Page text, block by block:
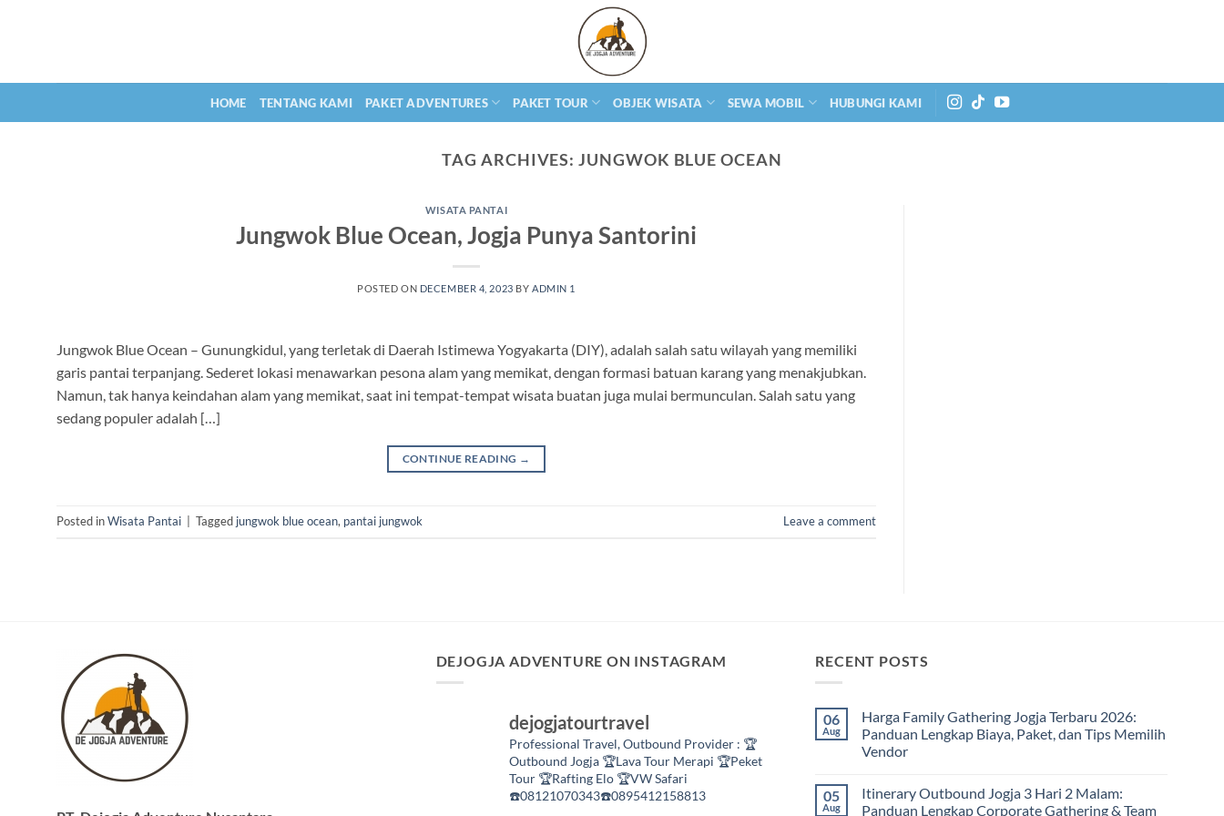
HOME TENTANG KAMI PAKET ADVENTURES PAKET TOUR OBJEK WISATA SEWA MOBIL HUBUNGI KAMI
TAG ARCHIVES:JUNGWOK BLUE OCEAN
WISATA PANTAI
Jungwok Blue Ocean, Jogja Punya Santorini
POSTED ON DECEMBER 4, 2023 BY ADMIN 1
Jungwok Blue Ocean – Gunungkidul, yang terletak di Daerah Istimewa Yogyakarta (DIY), adalah salah satu wilayah yang memiliki
garis pantai terpanjang. Sederet lokasi menawarkan pesona alam yang memikat, dengan formasi batuan karang yang menakjubkan.
Namun, tak hanya keindahan alam yang memikat, saat ini tempat-tempat wisata buatan juga mulai bermunculan. Salah satu yang
sedang populer adalah […]
CONTINUE READING →
Posted inWisata Pantai Tagged jungwok blue ocean, pantai jungwok Leave a comment
DEJOGJA ADVENTURE ON INSTAGRAM
dejogjatourtravel
Professional Travel,Outbound Provider : 🏆
Outbound Jogja 🏆Lava Tour Merapi 🏆Peket
Tour🏆Rafting Elo🏆VW Safari
☎️08121070343☎️0895412158813
RECENT POSTS
06
Aug
Harga Family Gathering Jogja Terbaru 2026:
Panduan Lengkap Biaya, Paket, dan Tips Memilih
Vendor
on
Harga
05
Aug
Itinerary Outbound Jogja 3 Hari 2 Malam:
Panduan Lengkap Corporate Gathering & Team